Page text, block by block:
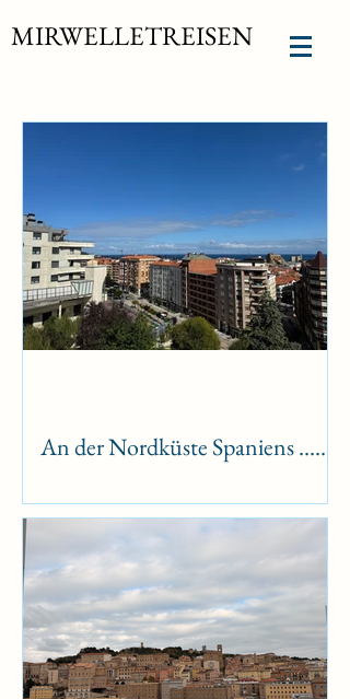
MIRWELLETREISEN
An der Nordküste Spaniens …..